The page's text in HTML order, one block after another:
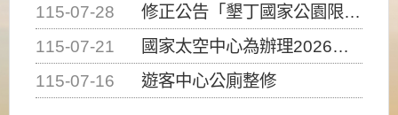
115-07-28
修正公告「墾丁國家公園限制水域遊憩活動之種類、範圍、時間及行為」，自即日生效。
115-07-21
國家太空中心為辦理2026台灣盃火箭競賽，陸、海、空域警戒及協調相關事宜，因颱風備案事宜
115-07-16
遊客中心公廁整修